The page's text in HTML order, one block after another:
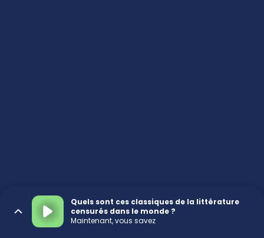
Quels sont ces classiques de la littérature
censurés dans le monde ?
Maintenant, vous savez